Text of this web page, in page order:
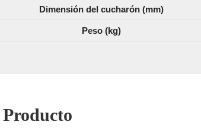
Dimensión del cucharón (mm)
Peso (kg)